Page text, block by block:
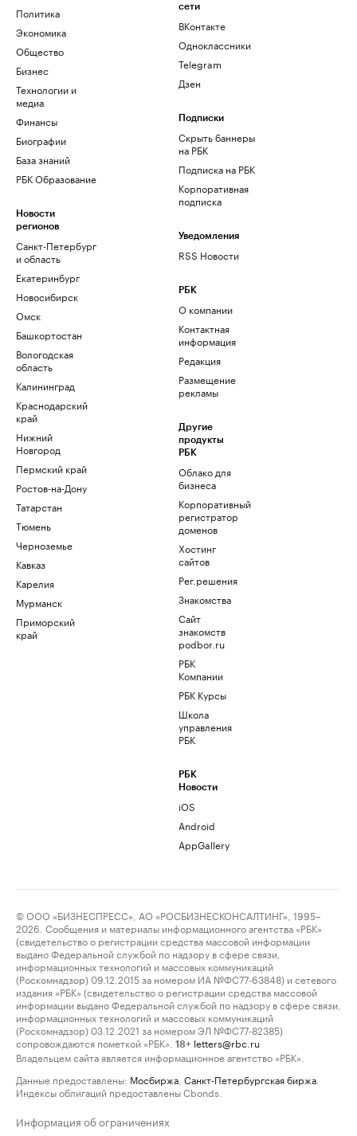
Политика
Экономика
Общество
Бизнес
Технологии и
медиа
Финансы
Биографии
База знаний
РБК Образование
Новости
регионов
Санкт-Петербург
и область
Екатеринбург
Новосибирск
Омск
Башкортостан
Вологодская
область
Калининград
Краснодарский
край
Нижний
Новгород
Пермский край
Ростов-на-Дону
Татарстан
Тюмень
Черноземье
Кавказ
Карелия
Мурманск
Приморский
край
сети
ВКонтакте
Одноклассники
Telegram
Дзен
Подписки
Скрыть баннеры
на РБК
Подписка на РБК
Корпоративная
подписка
Уведомления
RSS Новости
РБК
О компании
Контактная
информация
Редакция
Размещение
рекламы
Другие
продукты
РБК
Облако для
бизнеса
Корпоративный
регистратор
доменов
Хостинг
сайтов
Рег.решения
Знакомства
Сайт
знакомств
podbor.ru
РБК
Компании
РБК Курсы
Школа
управления
РБК
РБК
Новости
iOS
Android
AppGallery
© ООО «БИЗНЕСПРЕСС», АО «РОСБИЗНЕСКОНСАЛТИНГ», 1995–
2026. Сообщения и материалы информационного агентства «РБК»
(свидетельство о регистрации средства массовой информации
выдано Федеральной службой по надзору в сфере связи,
информационных технологий и массовых коммуникаций
(Роскомнадзор) 09.12.2015 за номером ИА №ФС77-63848) и сетевого
издания «РБК» (свидетельство о регистрации средства массовой
информации выдано Федеральной службой по надзору в сфере связи,
информационных технологий и массовых коммуникаций
(Роскомнадзор) 03.12.2021 за номером ЭЛ №ФС77-82385)
сопровождаются пометкой «РБК».
18+ letters@rbc.ru
Владельцем сайта является информационное агентство «РБК».
Данные предоставлены: Мосбиржа Санкт-Петербургская биржа
Индексы облигаций предоставлены Cbonds.
Информация об ограничениях